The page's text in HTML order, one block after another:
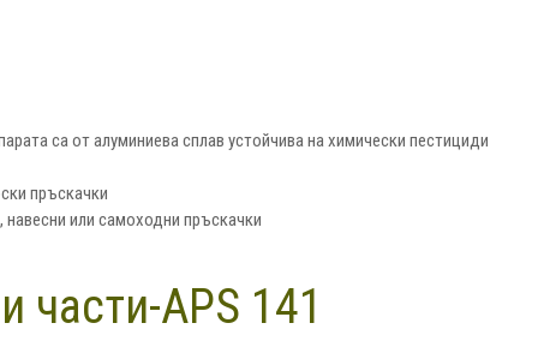
са от алуминиева сплав устойчива на химически пестициди
пръскачки
или самоходни пръскачки
части-APS 141